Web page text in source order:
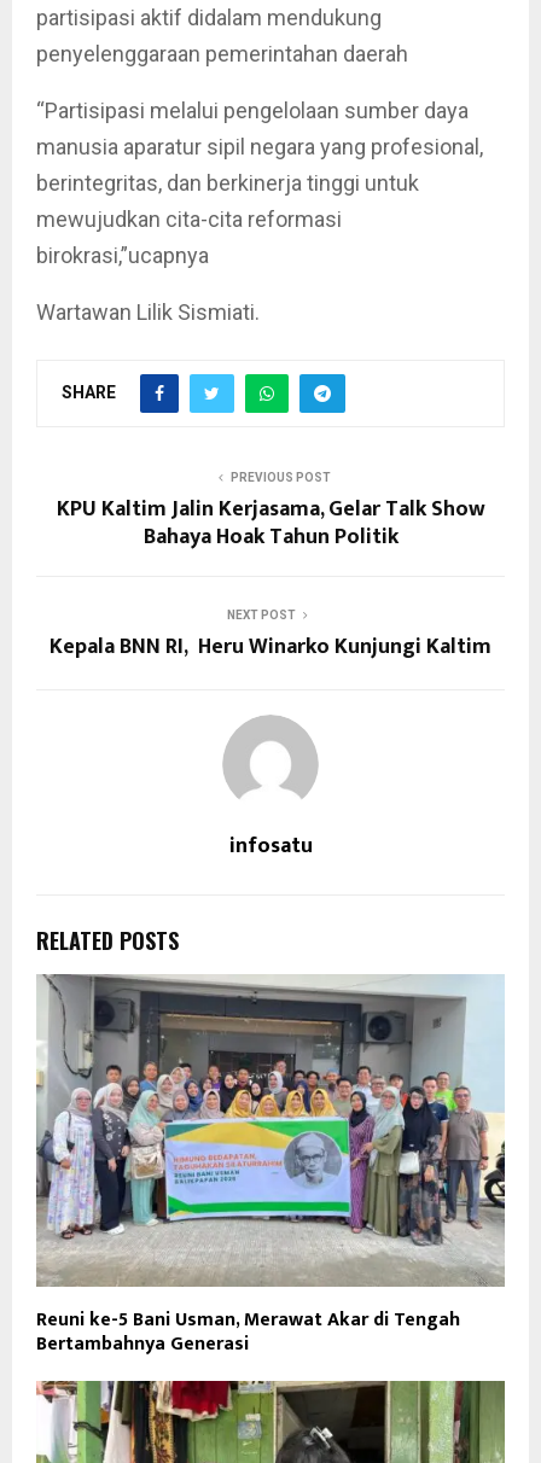
partisipasi aktif didalam mendukung
penyelenggaraan pemerintahan daerah
“Partisipasi melalui pengelolaan sumber daya
manusia aparatur sipil negara yang profesional,
berintegritas, dan berkinerja tinggi untuk
mewujudkan cita-cita reformasi
birokrasi,”ucapnya
Wartawan Lilik Sismiati.
SHARE
PREVIOUS POST
KPU Kaltim Jalin Kerjasama, Gelar Talk Show
Bahaya Hoak Tahun Politik
NEXT POST
Kepala BNN RI, Heru Winarko Kunjungi Kaltim
infosatu
RELATED POSTS
Reuni ke-5 Bani Usman, Merawat Akar di Tengah
Bertambahnya Generasi